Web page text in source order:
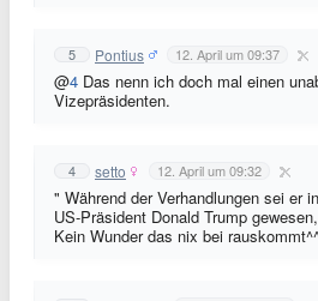
5 Pontius 12. April um 09:37
@4 Das nenn ich doch mal einen
Vizepräsidenten.
4 setto 12. April um 09:32
" Während der Verhandlungen sei er
US-Präsident Donald Trump
Kein Wunder das nix bei